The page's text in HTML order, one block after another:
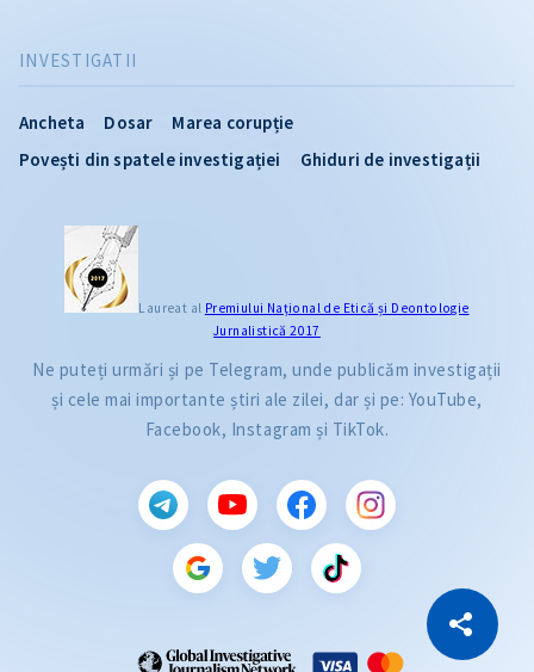
Copiază Link
INVESTIGATII
Ancheta Dosar
Marea corupție
Povești din spatele investigației
Ghiduri de investigații
Laureat al Premiului Naţional de Etică și Deontologie
Jurnalistică 2017
Ne puteți urmări și pe Telegram, unde publicăm investigații
și cele mai importante știri ale zilei, dar și pe: YouTube,
Facebook, Instagram și TikTok.